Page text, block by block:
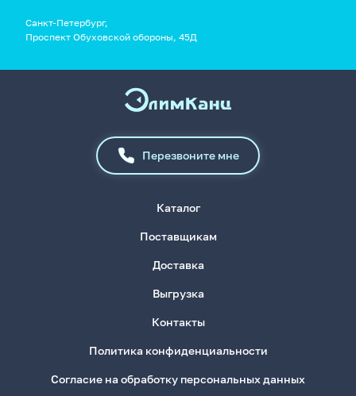
Санкт-Петербург,
Проспект Обуховской обороны, 45Д
Перезвоните мне
Каталог
Поставщикам
Доставка
Выгрузка
Контакты
Политика конфиденциальности
Согласие на обработку персональных данных